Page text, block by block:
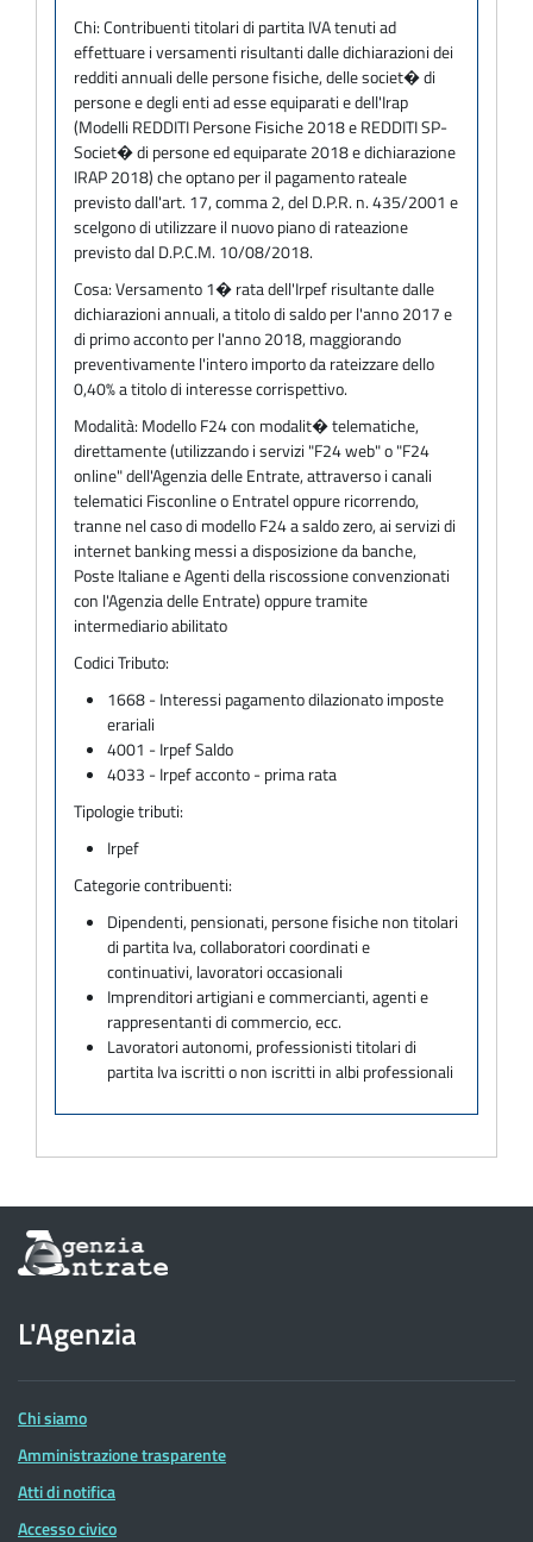
Chi:Contribuenti titolari di partita IVA tenuti ad
effettuare i versamenti risultanti dalle dichiarazioni dei
redditi annuali delle persone fisiche, delle societ� di
persone e degli enti ad esse equiparati e dell'Irap
(Modelli REDDITI Persone Fisiche 2018 e REDDITI SP-
Societ� di persone ed equiparate 2018 e dichiarazione
IRAP 2018) che optano per il pagamento rateale
previsto dall'art. 17, comma 2, del D.P.R. n. 435/2001 e
scelgono di utilizzare il nuovo piano di rateazione
previsto dal D.P.C.M. 10/08/2018.
Cosa:Versamento 1� rata dell'Irpef risultante dalle
dichiarazioni annuali, a titolo di saldo per l'anno 2017 e
di primo acconto per l'anno 2018, maggiorando
preventivamente l'intero importo da rateizzare dello
0,40% a titolo di interesse corrispettivo.
Modalità: Modello F24 con modalit� telematiche,
direttamente (utilizzando i servizi "F24 web" o "F24
online" dell'Agenzia delle Entrate, attraverso i canali
telematici Fisconline o Entratel oppure ricorrendo,
tranne nel caso di modello F24 a saldo zero, ai servizi di
internet banking messi a disposizione da banche,
Poste Italiane e Agenti della riscossione convenzionati
con l'Agenzia delle Entrate) oppure tramite
intermediario abilitato
Codici Tributo:
1668 - Interessi pagamento dilazionato imposte
erariali
4001 - Irpef Saldo
4033 - Irpef acconto - prima rata
Tipologie tributi:
Irpef
Categorie contribuenti:
Dipendenti, pensionati, persone fisiche non titolari
di partita Iva, collaboratori coordinati e
continuativi, lavoratori occasionali
Imprenditori artigiani e commercianti, agenti e
rappresentanti di commercio, ecc.
Lavoratori autonomi, professionisti titolari di
partita Iva iscritti o non iscritti in albi professionali
Informazioni
sul
dell'Agenzia
delle
Entrate
L'Agenzia
Chi siamo
Amministrazione trasparente
Atti di notifica
Accesso civico